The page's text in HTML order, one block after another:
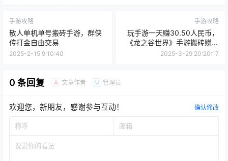
手游攻略
散人单机单号搬砖手游，群侠
传打金自由交易
2025-2-15 9:10:40
手游攻略
玩手游一天赚30.50人民币，
《龙之谷世界》手游搬砖赚钱
项目
2025-3-29 20:20:17
0 条回复 A 文章作者 M 管理员
欢迎您，新朋友，感谢参与互动！ 确认修改